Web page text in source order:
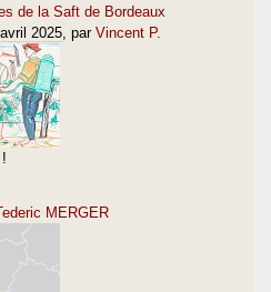
de la Saft de Bordeaux
2025 , par Vincent P.
MERGER